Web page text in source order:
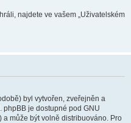
najdete ve vašem „Uživatelském
byl vytvořen, zveřejněn a
. phpBB je dostupné pod GNU
může být volně distribuováno. Pro